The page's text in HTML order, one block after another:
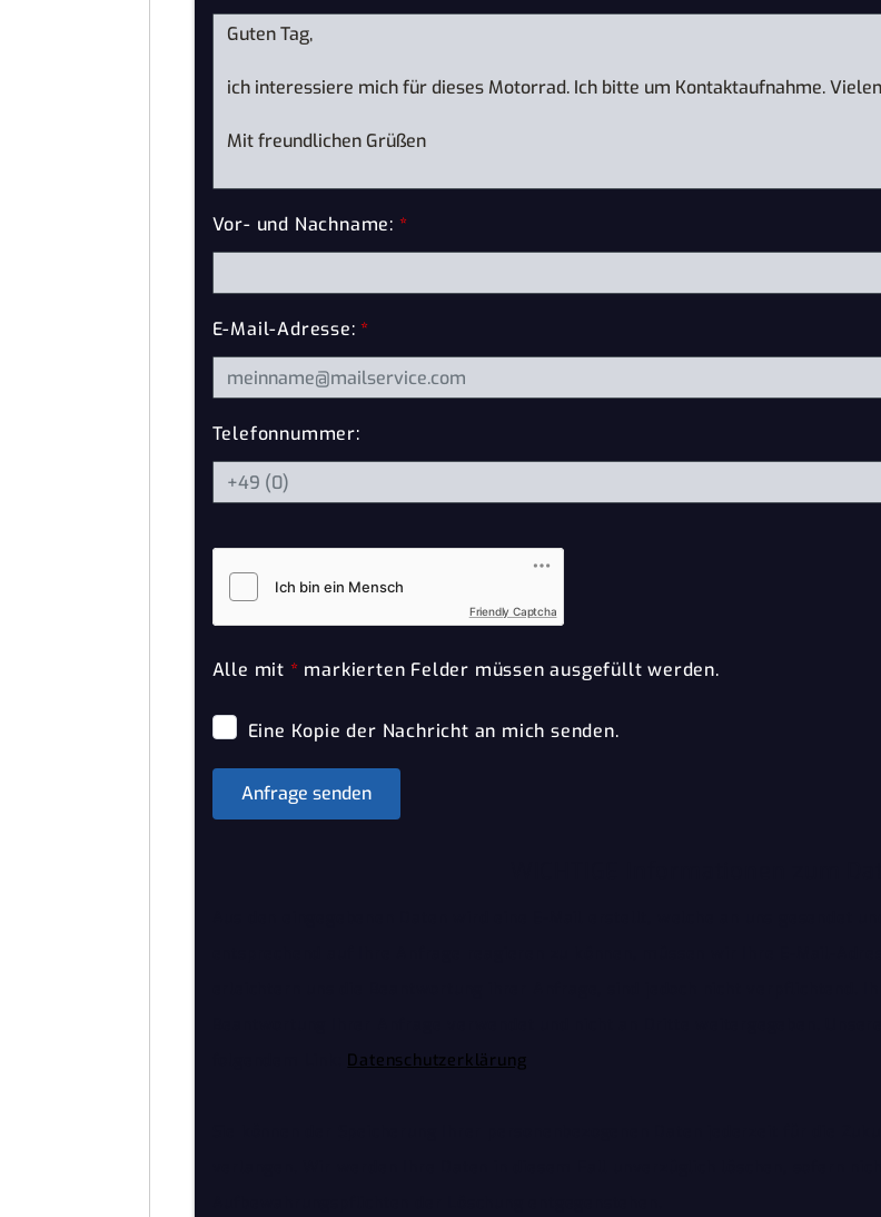
Vor- und Nachname: *
E-Mail-Adresse:*
Telefonnummer:
Friendly Captcha
Alle mit * markierten Felder müssen ausgefüllt werden.
Eine Kopie der Nachricht an mich senden.
Anfrage senden
Datenschutzerklärung